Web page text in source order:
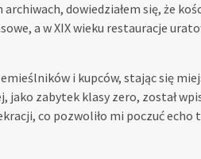
dowiedziałem się, że
a w XIX wieku restauracje
i kupców, stając się
zabytek klasy zero, został
co pozwoliło mi poczuć